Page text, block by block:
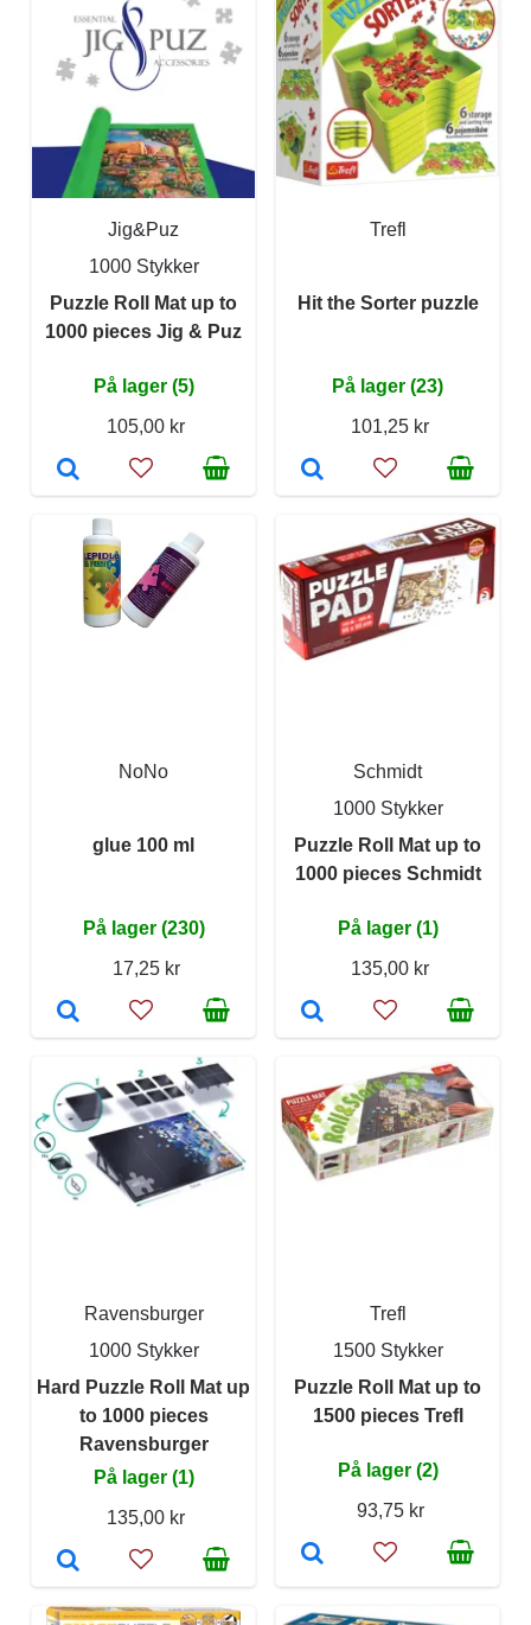
Jig&Puz
1000 Stykker
Puzzle Roll Mat up to
1000 pieces Jig & Puz
På lager (5)
105,00 kr
Trefl
Hit the Sorter puzzle
På lager (23)
101,25 kr
NoNo
glue 100 ml
På lager (230)
17,25 kr
Schmidt
1000 Stykker
Puzzle Roll Mat up to
1000 pieces Schmidt
På lager (1)
135,00 kr
Ravensburger
1000 Stykker
Hard Puzzle Roll Mat up
to 1000 pieces
Ravensburger
På lager (1)
135,00 kr
Trefl
1500 Stykker
Puzzle Roll Mat up to
1500 pieces Trefl
På lager (2)
93,75 kr